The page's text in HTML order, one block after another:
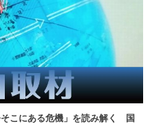
そこにある危機」を読み解く 国